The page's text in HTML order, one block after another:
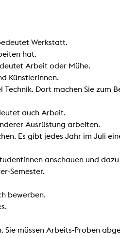
Werkstatt.
hat.
Arbeit oder Mühe.
Künstlerinnen.
Dort machen Sie zum
auch Arbeit.
Ausrüstung arbeiten.
Es gibt jedes Jahr im Juli
anschauen und
Semester.
bewerben.
Sie müssen Arbeits-Proben